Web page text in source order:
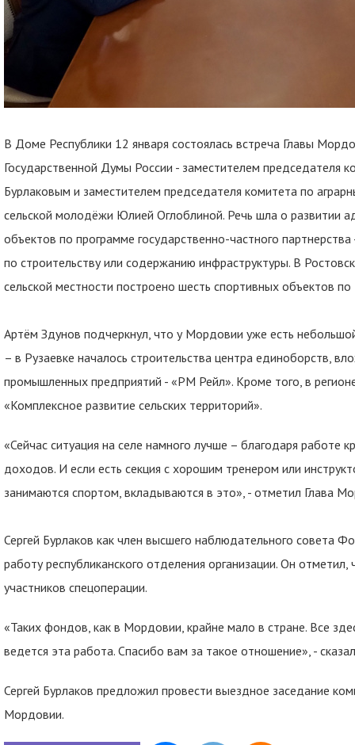
В Доме Республики 12 января состоялась встреча Главы
Государственной Думы России - заместителем председателя
Бурлаковым и заместителем председателя комитета по
сельской молодёжи Юлией Оглоблиной. Речь шла о развитии
объектов по программе государственно-частного
по строительству или содержанию инфраструктуры. В
сельской местности построено шесть спортивных объектов
Артём Здунов подчеркнул, что у Мордовии уже есть
– в Рузаевке началось строительства центра единоборств,
промышленных предприятий - «РМ Рейл». Кроме того, в
«Комплексное развитие сельских территорий».
«Сейчас ситуация на селе намного лучше – благодаря работе
доходов. И если есть секция с хорошим тренером или
занимаются спортом, вкладываются в это», - отметил Глава
Сергей Бурлаков как член высшего наблюдательного совета
работу республиканского отделения организации. Он
участников спецоперации.
«Таких фондов, как в Мордовии, крайне мало в стране. Все
ведется эта работа. Спасибо вам за такое отношение», -
Сергей Бурлаков предложил провести выездное заседание
Мордовии.